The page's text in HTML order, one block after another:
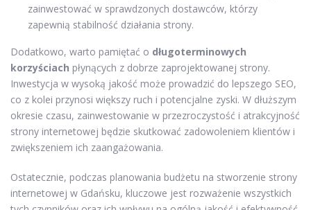
zainwestować w sprawdzonych dostawców, którzy
zapewnią stabilność działania strony.
Dodatkowo, warto pamiętać o długoterminowych
korzyściach płynących z dobrze zaprojektowanej strony.
Inwestycja w wysoką jakość może prowadzić do lepszego SEO,
co z kolei przynosi większy ruch i potencjalne zyski. W dłuższym
okresie czasu, zainwestowanie w przezroczystość i atrakcyjność
strony internetowej będzie skutkować zadowoleniem klientów i
zwiększeniem ich zaangażowania.
Ostatecznie, podczas planowania budżetu na stworzenie strony
internetowej w Gdańsku, kluczowe jest rozważenie wszystkich